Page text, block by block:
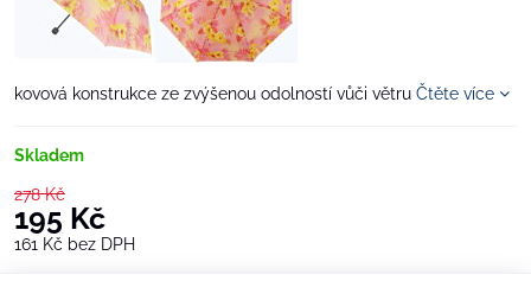
kovová konstrukce ze zvýšenou odolností vůči větru Čtěte více
Skladem
278 Kč
195 Kč
161 Kč bez DPH